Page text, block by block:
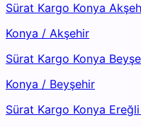
Sürat Kargo Konya
Konya / Akşehir
Sürat Kargo Konya
Konya / Beyşehir
Sürat Kargo Konya